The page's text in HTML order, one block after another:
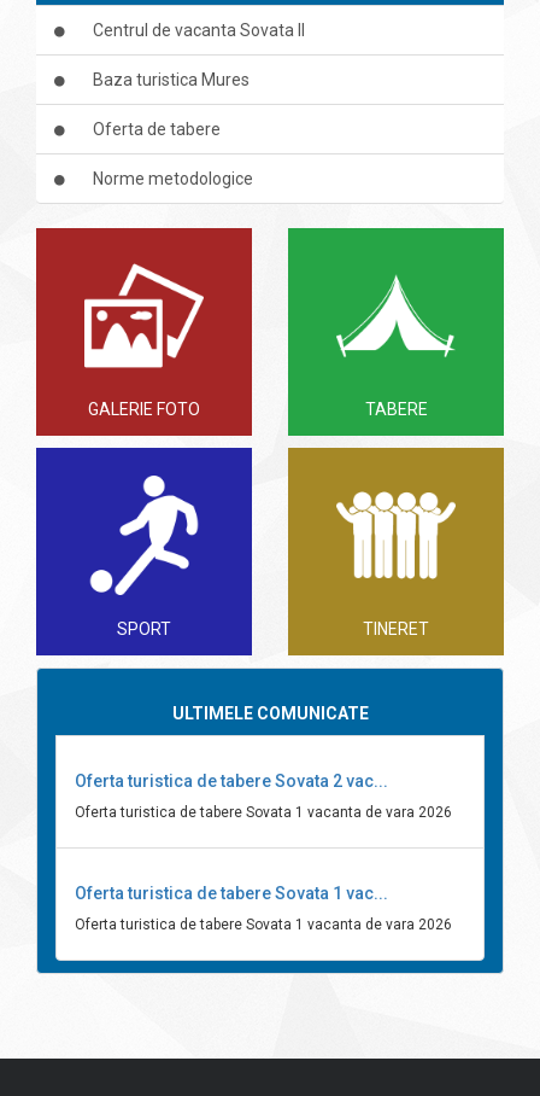
Centrul de vacanta Sovata II
Baza turistica Mures
Oferta de tabere
Norme metodologice
GALERIE FOTO TABERE
SPORT TINERET
ULTIMELE COMUNICATE
Oferta turistica de tabere Sovata 2 vac...
Oferta turistica de tabere Sovata 1 vacanta de vara 2026
Oferta turistica de tabere Sovata 1 vac...
Oferta turistica de tabere Sovata 1 vacanta de vara 2026